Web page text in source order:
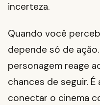
incerteza.
Quando você
depende só de
personagem reage
chances de seguir.
conectar o cinema